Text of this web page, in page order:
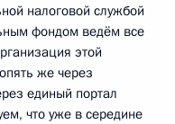
налоговой службой
фондом ведём все
этой
же через
единый портал
что уже в середине